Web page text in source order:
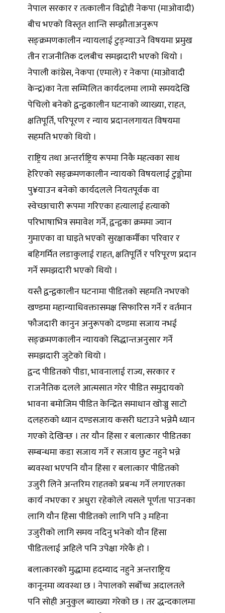
नेपाल सरकार र तत्कालीन विद्रोही नेकपा (माओवादी)
बीच भएको विस्तृत शान्ति सम्झौताअनुरूप
सङ्क्रमणकालीन न्यायलाई टुङ्ग्याउने विषयमा प्रमुख
तीन राजनीतिक दलबीच समझदारी भएको थियो ।
नेपाली कांग्रेस, नेकपा (एमाले) र नेकपा (माओवादी
केन्द्र)का नेता सम्मिलित कार्यदलमा लामो समयदेखि
पेचिलो बनेको द्वन्द्वकालीन घटनाको व्याख्या, राहत,
क्षतिपूर्ति, परिपूरण र न्याय प्रदानलगायत विषयमा
सहमति भएको थियो ।
राष्ट्रिय तथा अन्तर्राष्ट्रिय रूपमा निकै महत्वका साथ
हेरिएको सङ्क्रमणकालीन न्यायको विषयलाई टुङ्गोमा
पु¥याउन बनेको कार्यदलले नियतपूर्वक वा
स्वेच्छाचारी रूपमा गरिएका हत्यालाई हत्याको
परिभाषाभित्र समावेश गर्ने, द्वन्द्वका क्रममा ज्यान
गुमाएका वा घाइते भएको सुरक्षाकर्मीका परिवार र
बहिगर्मित लडाकुलाई राहत, क्षतिपूर्ति र परिपूरण प्रदान
गर्ने समझदारी भएको थियो ।
यस्तै द्वन्द्वकालीन घटनामा पीडितको सहमति नभएको
खण्डमा महान्याधिवक्तासमक्ष सिफारिस गर्ने र वर्तमान
फौजदारी कानुन अनुरूपको दण्डमा सजाय नभई
सङ्क्रमणकालीन न्यायको सिद्धान्तअनुसार गर्ने
समझदारी जुटेको थियो ।
द्वन्द पीडितको पीडा, भावनालाई राज्य, सरकार र
राजनैतिक दलले आत्मसात गरेर पीडित समुदायको
भावना बमोजिम पीडित केन्द्रित समाधान खोज्नु साटो
दलहरुको ध्यान दण्डसजाय कसरी घटाउने भन्नेमै ध्यान
गएको देखिन्छ । तर यौन हिंसा र बलात्कार पीडितका
सम्बन्धमा कडा सजाय गर्ने र सजाय छुट नहुने भन्ने
ब्यवस्था भएपनि यौन हिंसा र बलात्कार पीडितको
उजुरी लिने अन्तरिम राहतको प्रबन्ध गर्ने लगाएतका
कार्य नभएका र अधुरा रहेकोले त्यसले पूर्णता पाउनका
लागि यौन हिंसा पीडितको लागि पनि ३ महिना
उजुरीको लागि समय नदिनु भनेको यौन हिंसा
पीडितलाई अहिले पनि उपेक्षा गरेकै हो ।
बलात्कारको मुद्धामा हदम्याद नहुने अन्तराष्ट्रिय
कानूनमा व्यवस्था छ । नेपालको सर्बोच्च अदालतले
पनि सोही अनुकुल ब्याख्या गरेको छ । तर द्धन्दकालमा